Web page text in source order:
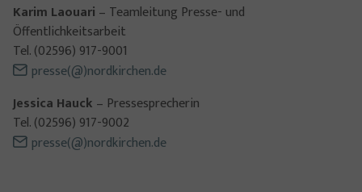
Karim Laouari – Teamleitung Presse- und
Öffentlichkeitsarbeit
Tel. (02596) 917-9001
presse(@)nordkirchen.de
Jessica Hauck – Pressesprecherin
Tel. (02596) 917-9002
presse(@)nordkirchen.de